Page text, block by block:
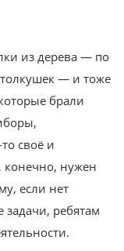
из дерева — по
— и тоже
брали
своё и
конечно, нужен
если нет
задачи, ребятам